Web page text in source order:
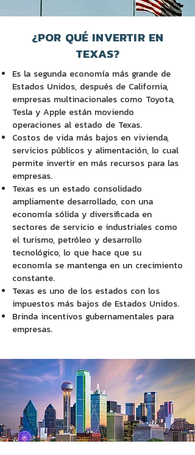
¿POR QUÉ INVERTIR EN
TEXAS?
Es la segunda economía más grande de
Estados Unidos, después de California,
empresas multinacionales como Toyota,
Tesla y Apple están moviendo
operaciones al estado de Texas.
Costos de vida más bajos en vivienda,
servicios públicos y alimentación, lo cual
permite invertir en más recursos para las
empresas.
Texas es un estado consolidado
ampliamente desarrollado, con una
economía sólida y diversificada en
sectores de servicio e industriales como
el turismo, petróleo y desarrollo
tecnológico, lo que hace que su
economía se mantenga en un crecimiento
constante.
Texas es uno de los estados con los
impuestos más bajos de Estados Unidos.
Brinda incentivos gubernamentales para
empresas.